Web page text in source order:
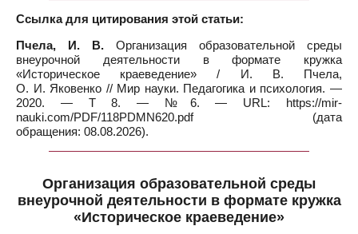
Ссылка для цитирования этой статьи:
Пчела, И. В. Организация образовательной среды
внеурочной деятельности в формате кружка
«Историческое краеведение» / И. В. Пчела,
О. И. Яковенко // Мир науки. Педагогика и психология. —
2020. — Т 8. — №6. — URL: https://mir-
nauki.com/PDF/118PDMN620.pdf (дата
обращения: 08.08.2026).
Организация образовательной среды
внеурочной деятельности в формате кружка
«Историческое краеведение»